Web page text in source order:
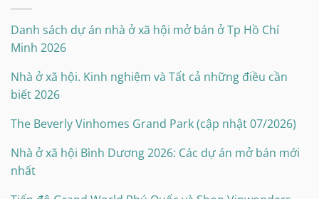
Danh sách dự án nhà ở xã hội mở bán ở Tp Hồ Chí
Minh 2026
Nhà ở xã hội. Kinh nghiệm và Tất cả những điều cần
biết 2026
The Beverly Vinhomes Grand Park (cập nhật 07/2026)
Nhà ở xã hội Bình Dương 2026: Các dự án mở bán mới
nhất